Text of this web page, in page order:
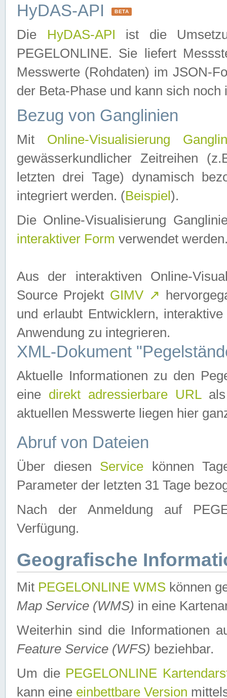
HyDAS-API BETA
Die HyDAS-API ist die
PEGELONLINE. Sie liefert
Messwerte (Rohdaten) im JSON-
der Beta-Phase und kann sich noch
Bezug von Ganglinien
Mit Online-Visualisierung
gewässerkundlicher Zeitreihen
letzten drei Tage) dynamisch
integriert werden. (Beispiel ).
Die Online-Visualisierung
interaktiver Form verwendet
Aus der interaktiven Online-
Source Projekt GIMV ↗
und erlaubt Entwicklern,
Anwendung zu integrieren.
XML-Dokument
Aktuelle Informationen zu den
eine direkt adressierbare URLals
aktuellen Messwerte liegen hier
Abruf von Dateien
Über diesen Service können
Parameter der letzten 31 Tage
Nach der Anmeldung auf
Verfügung.
Geografische
Mit PEGELONLINE WMS können
Map Service (WMS) in eine
Weiterhin sind die Informationen
Feature Service (WFS) beziehbar.
Um die PEGELONLINE
kann eine einbettbare Version